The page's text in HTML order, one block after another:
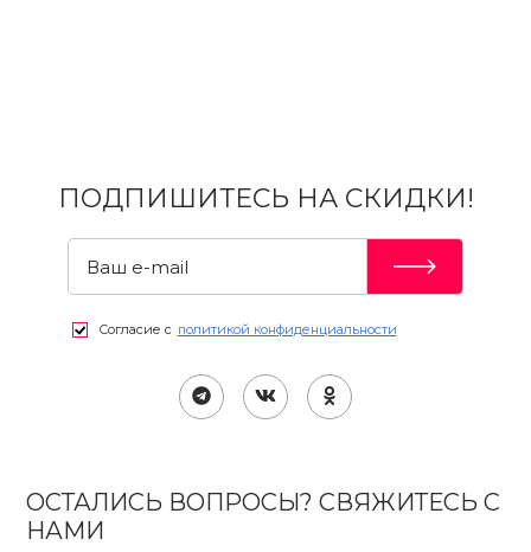
ПОДПИШИТЕСЬ НА СКИДКИ!
Согласие с политикой конфиденциальности
ОСТАЛИСЬ ВОПРОСЫ? СВЯЖИТЕСЬ С
НАМИ